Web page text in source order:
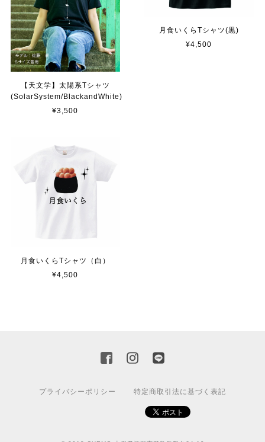
【天文学】太陽系Tシャツ
(SolarSystem/BlackandWhite)
¥3,500
月食いくらTシャツ(黒)
¥4,500
月食いくらTシャツ（白）
¥4,500
プライバシーポリシー 特定商取引法に基づく表記